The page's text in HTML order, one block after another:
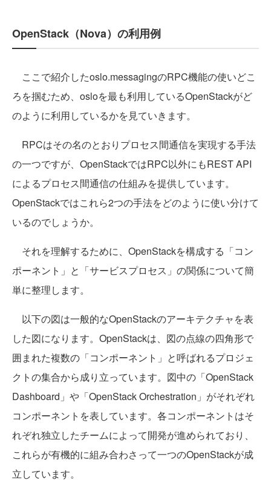
OpenStack（Nova）の利用例
ここで紹介したoslo.messagingのRPC機能の使いどこ
ろを掴むため、osloを最も利用しているOpenStackがど
のように利用しているかを見ていきます。
RPCはその名のとおりプロセス間通信を実現する手法
の一つですが、OpenStackではRPC以外にもREST API
によるプロセス間通信の仕組みを提供しています。
OpenStackではこれら2つの手法をどのように使い分けて
いるのでしょうか。
それを理解するために、OpenStackを構成する「コン
ポーネント」と「サービスプロセス」の関係について簡
単に整理します。
以下の図は一般的なOpenStackのアーキテクチャを表
した図になります。OpenStackは、図の点線の四角形で
囲まれた複数の「コンポーネント」と呼ばれるプロジェ
クトの集合から成り立っています。図中の「OpenStack
Dashboard」や「OpenStack Orchestration」がそれぞれ
コンポーネントを表しています。各コンポーネントはそ
れぞれ独立したチームによって開発が進められており、
これらが有機的に組み合わさって一つのOpenStackが成
立しています。